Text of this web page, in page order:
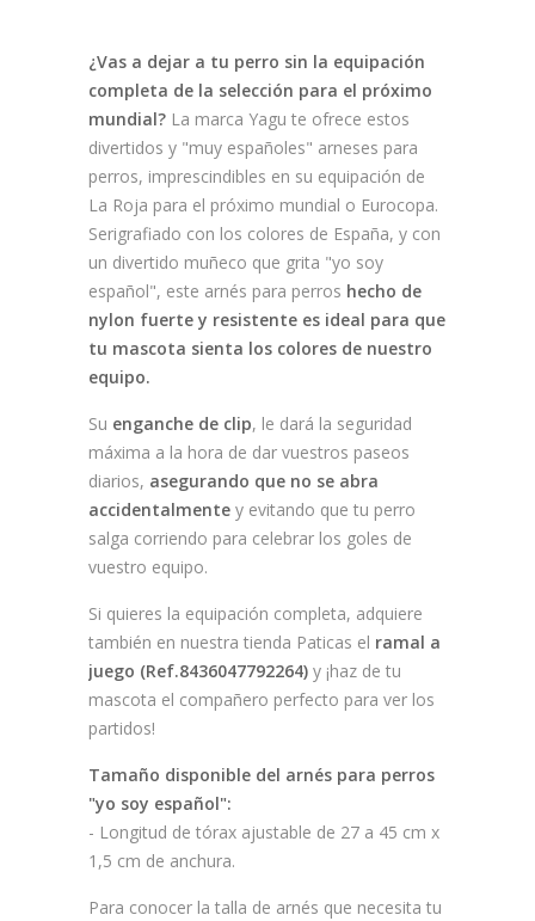
¿Vas a dejar a tu perro sin la equipación
completa de la selección para el próximo
mundial? La marca Yagu te ofrece estos
divertidos y "muy españoles" arneses para
perros, imprescindibles en su equipación de
La Roja para el próximo mundial o Eurocopa.
Serigrafiado con los colores de España, y con
un divertido muñeco que grita "yo soy
español", este arnés para perros hecho de
nylon fuerte y resistente es ideal para que
tu mascota sienta los colores de nuestro
equipo.
Su enganche de clip, le dará la seguridad
máxima a la hora de dar vuestros paseos
diarios, asegurando que no se abra
accidentalmente y evitando que tu perro
salga corriendo para celebrar los goles de
vuestro equipo.
Si quieres la equipación completa, adquiere
también en nuestra tienda Paticas el ramal a
juego (Ref.8436047792264) y ¡haz de tu
mascota el compañero perfecto para ver los
partidos!
Tamaño disponible del arnés para perros
"yo soy español":
- Longitud de tórax ajustable de 27 a 45 cm x
1,5 cm de anchura.
Para conocer la talla de arnés que necesita tu